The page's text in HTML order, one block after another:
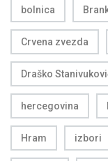
bolnica
Crvena zvezda
Draško
hercegovina
Hram izbori